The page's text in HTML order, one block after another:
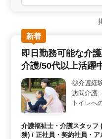
＜ベテラン歯科医師募
は、中高年の経験豊富
般歯科業務全般に携わり
治療、予防歯科、口腔ケ
検診などを担当いただき
可能な方を歓迎してい
2〜5日の相談可能な勤務
暇、年末年始などがあり
す。 ＜待遇充実＞ 経
も歓迎しています。女性
ラント経験者も大歓迎。
など、待遇も充実してい
新着
即日勤務可能な介
介護/50代以上活躍
◎介護経
訪問介護
トイレへ
体位変換
費→実費
介護福祉士・介護スタッフ
務) / 正社員・契約社員・